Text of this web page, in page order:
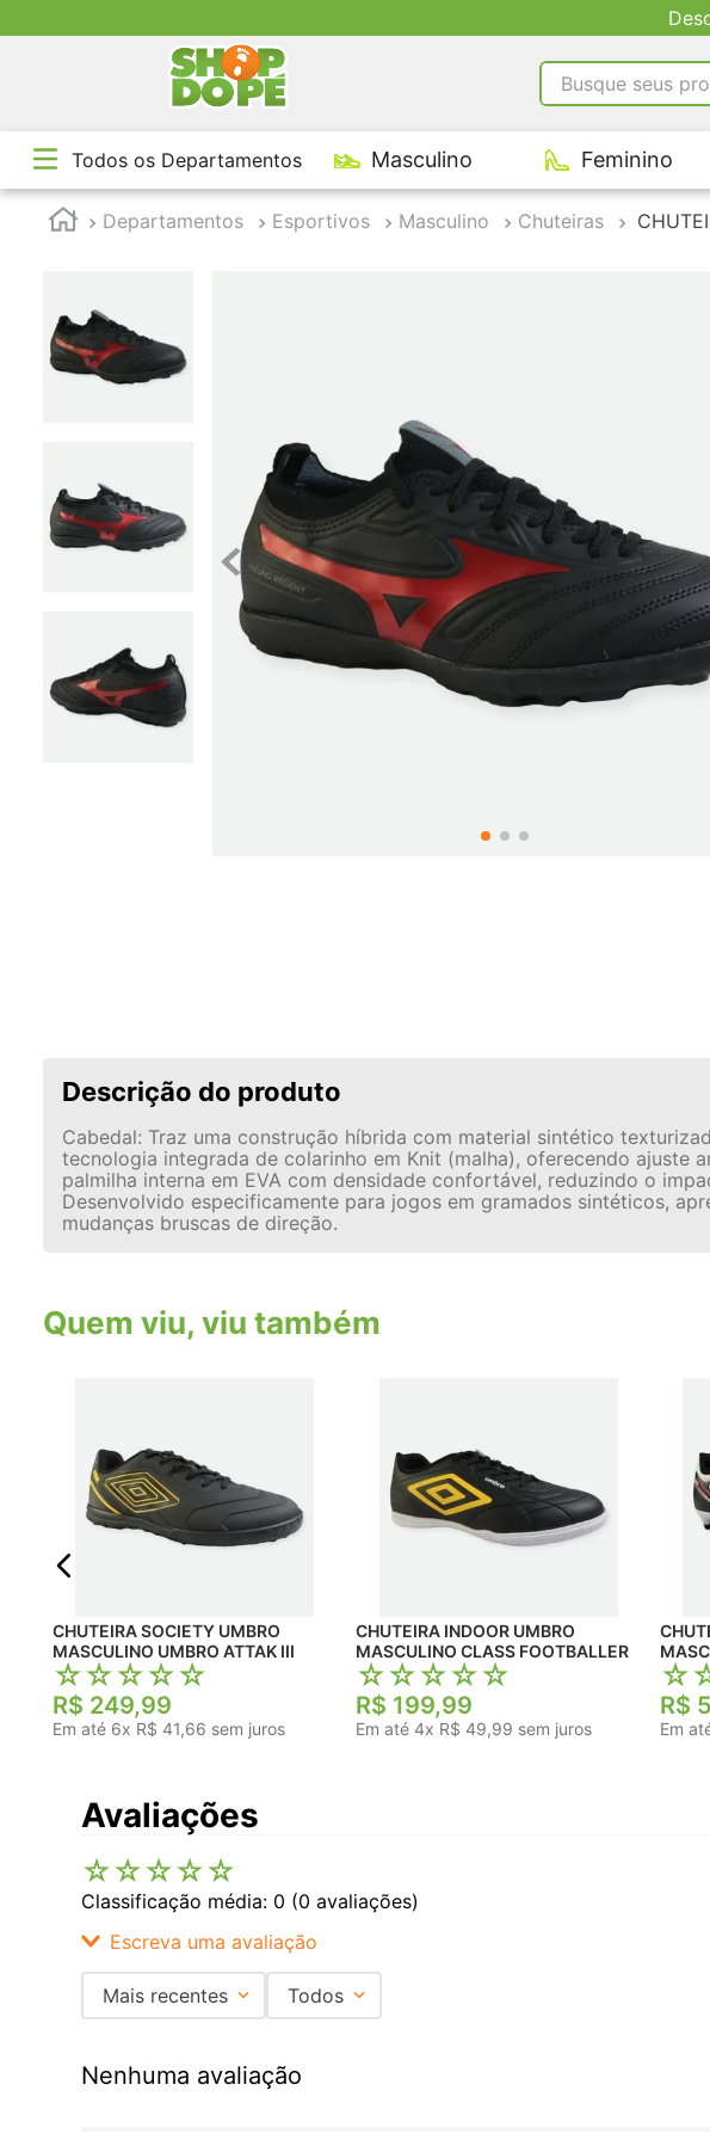
Busque seus
Todos os Departamentos Masculino Feminino
Departamentos Esportivos Masculino Chuteiras
Descrição do produto
Cabedal: Traz uma construção híbrida com material sintético
tecnologia integrada de colarinho em Knit (malha), oferecendo
palmilha interna em EVA com densidade confortável, reduzindo o
Desenvolvido especificamente para jogos em gramados sintéticos,
mudanças bruscas de direção.
Quem viu, viu também
CHUTEIRA SOCIETY UMBRO
MASCULINO UMBRO ATTAK III
☆☆☆☆☆
R$ 249,99
Em até 6x R$ 41,66 sem juros
CHUTEIRA INDOOR UMBRO
MASCULINO CLASS FOOTBALLER
☆☆☆☆☆
R$ 199,99
Em até4x R$ 49,99 sem juros
☆
R$
Em
Avaliações
☆☆☆☆☆
Classificação média: 0 (0 avaliações)
Escreva uma avaliação
Título
Mais recentes Todos
Nenhuma avaliação
TERMOS MAIS
tênis masculino
º
tenis feminino